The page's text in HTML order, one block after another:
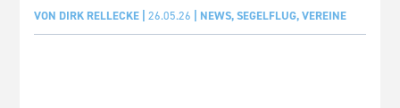
VON DIRK RELLECKE |26.05.26 NEWS,SEGELFLUG,VEREINE